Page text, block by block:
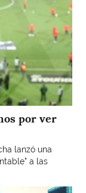
por ver
lanzó una
a las